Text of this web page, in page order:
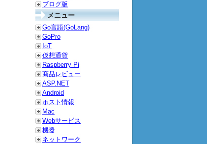
ブログ版
メニュー
Go言語(GoLang)
GoPro
IoT
仮想通貨
Raspberry Pi
商品レビュー
ASP.NET
Android
ホスト情報
Mac
Webサービス
機器
ネットワーク